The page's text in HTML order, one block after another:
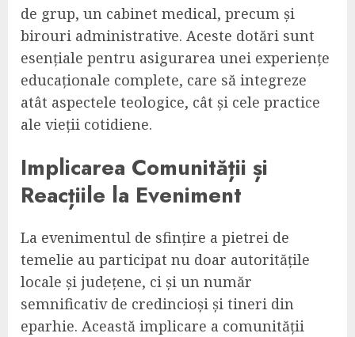
de grup, un cabinet medical, precum și
birouri administrative. Aceste dotări sunt
esențiale pentru asigurarea unei experiențe
educaționale complete, care să integreze
atât aspectele teologice, cât și cele practice
ale vieții cotidiene.
Implicarea Comunității și
Reacțiile la Eveniment
La evenimentul de sfințire a pietrei de
temelie au participat nu doar autoritățile
locale și județene, ci și un număr
semnificativ de credincioși și tineri din
eparhie. Această implicare a comunității